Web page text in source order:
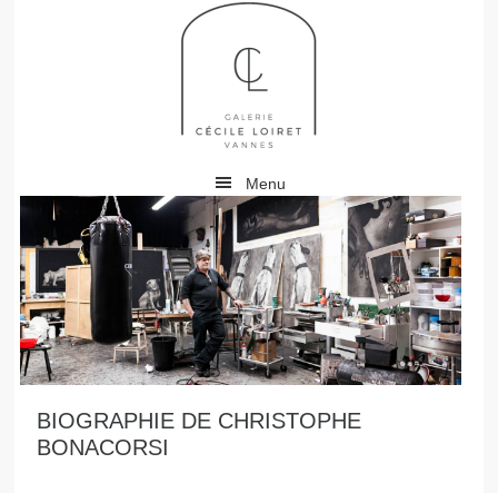
Menu
BIOGRAPHIE DE CHRISTOPHE
BONACORSI